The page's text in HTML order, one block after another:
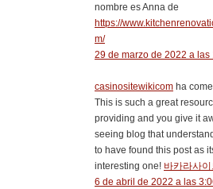
nombre es Anna de
https://
m/
29 de marzo de 2022 a las
casinositewikicom ha
This is such a great
providing and you give it
seeing blog that
to have found this post as
interesting one! 바카라사이
6 de abril de 2022 a las